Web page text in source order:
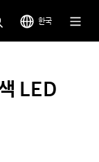
한국
LED